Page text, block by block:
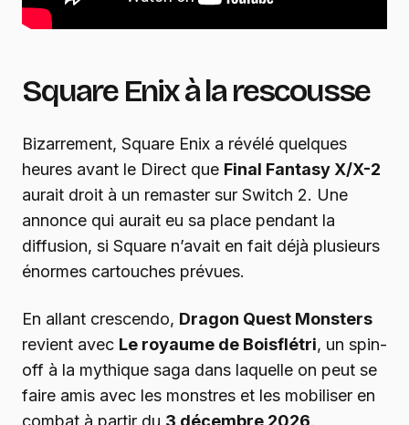
Square Enix à la rescousse
Bizarrement, Square Enix a révélé quelques
heures avant le Direct que Final Fantasy X/X-2
aurait droit à un remaster sur Switch 2. Une
annonce qui aurait eu sa place pendant la
diffusion, si Square n’avait en fait déjà plusieurs
énormes cartouches prévues.
En allant crescendo, Dragon Quest Monsters
revient avec Le royaume de Boisflétri, un spin-
off à la mythique saga dans laquelle on peut se
faire amis avec les monstres et les mobiliser en